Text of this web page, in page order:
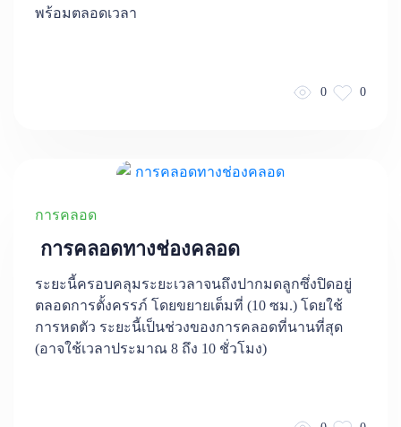
พร้อมตลอดเวลา
0 0
การคลอด
การคลอดทางช่องคลอด
ระยะนี้ครอบคลุมระยะเวลาจนถึงปากมดลูกซึ่งปิดอยู่
ตลอดการตั้งครรภ์ โดยขยายเต็มที่ (10 ซม.) โดยใช้
การหดตัว ระยะนี้เป็นช่วงของการคลอดที่นานที่สุด
(อาจใช้เวลาประมาณ 8 ถึง 10 ชั่วโมง)